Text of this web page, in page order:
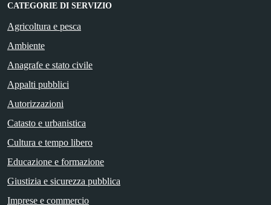
CATEGORIE DI SERVIZIO
Agricoltura e pesca
Ambiente
Anagrafe e stato civile
Appalti pubblici
Autorizzazioni
Catasto e urbanistica
Cultura e tempo libero
Educazione e formazione
Giustizia e sicurezza pubblica
Imprese e commercio